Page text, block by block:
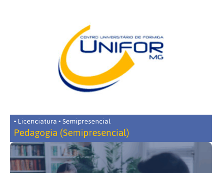
• Licenciatura • Semipresencial
Pedagogia (Semipresencial)